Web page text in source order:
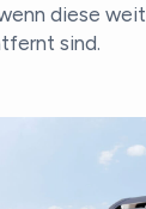
diese
sind.